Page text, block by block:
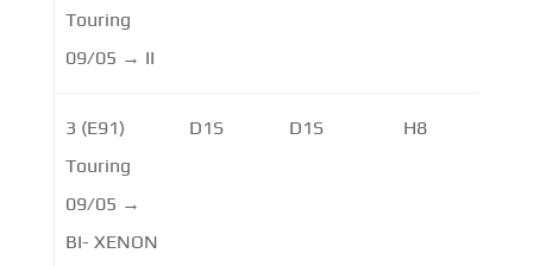
Touring
09/05 → II
3 (E91)
Touring
09/05 →
BI- XENON
D1S D1S H8